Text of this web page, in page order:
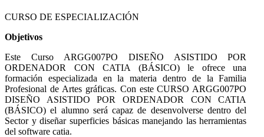
CURSO DE ESPECIALIZACIÓN
Objetivos
Este Curso ARGG007PO DISEÑO ASISTIDO POR
ORDENADOR CON CATIA (BÁSICO) le ofrece una
formación especializada en la materia dentro de la Familia
Profesional de Artes gráficas. Con este CURSO ARGG007PO
DISEÑO ASISTIDO POR ORDENADOR CON CATIA
(BÁSICO) el alumno será capaz de desenvolverse dentro del
Sector y diseñar superficies básicas manejando las herramientas
del software catia.